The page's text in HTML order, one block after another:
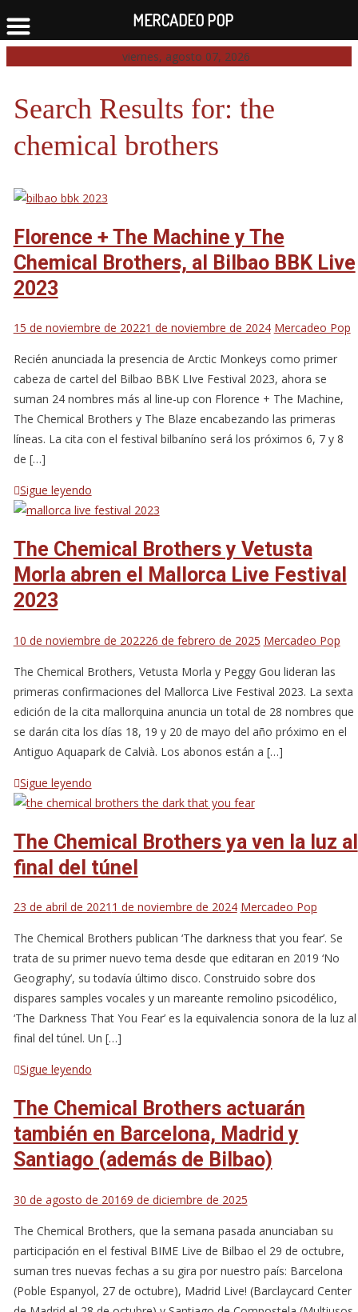
content
viernes, agosto 07, 2026
Search Results for: the
chemical brothers
Florence + The Machine y The
Chemical Brothers, al Bilbao BBK Live
2023
15 de noviembre de 20221 de noviembre de 2024 Mercadeo Pop
Recién anunciada la presencia de Arctic Monkeys como primer
cabeza de cartel del Bilbao BBK LIve Festival 2023, ahora se
suman 24 nombres más al line-up con Florence + The Machine,
The Chemical Brothers y The Blaze encabezando las primeras
líneas. La cita con el festival bilbaníno será los próximos 6, 7 y 8
de […]
Sigue leyendo
The Chemical Brothers y Vetusta
Morla abren el Mallorca Live Festival
2023
10 de noviembre de 202226 de febrero de 2025 Mercadeo Pop
The Chemical Brothers, Vetusta Morla y Peggy Gou lideran las
primeras confirmaciones del Mallorca Live Festival 2023. La sexta
edición de la cita mallorquina anuncia un total de 28 nombres que
se darán cita los días 18, 19 y 20 de mayo del año próximo en el
Antiguo Aquapark de Calvià. Los abonos están a […]
Sigue leyendo
The Chemical Brothers ya ven la luz al
final del túnel
23 de abril de 2021 1 de noviembre de 2024 Mercadeo Pop
The Chemical Brothers publican ‘The darkness that you fear’. Se
trata de su primer nuevo tema desde que editaran en 2019 ‘No
Geography’, su todavía último disco. Construido sobre dos
dispares samples vocales y un mareante remolino psicodélico,
‘The Darkness That You Fear’ es la equivalencia sonora de la luz al
final del túnel. Un […]
Sigue leyendo
The Chemical Brothers actuarán
también en Barcelona, Madrid y
Santiago (además de Bilbao)
30 de agosto de 20169 de diciembre de 2025
The Chemical Brothers, que la semana pasada anunciaban su
participación en el festival BIME Live de Bilbao el 29 de octubre,
suman tres nuevas fechas a su gira por nuestro país: Barcelona
(Poble Espanyol, 27 de octubre), Madrid Live! (Barclaycard Center
MERCADEO POP